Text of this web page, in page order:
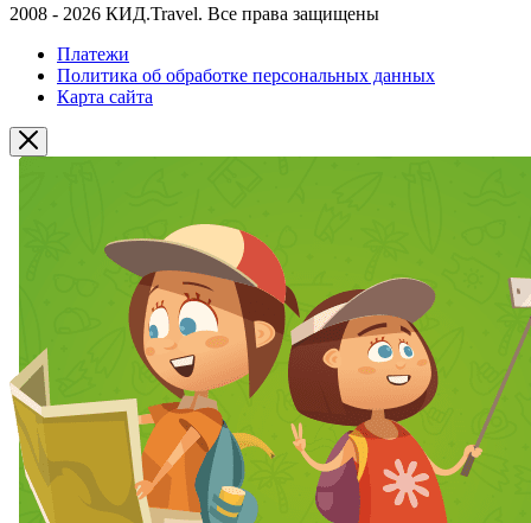
2008 - 2026 КИД.Travel. Все права защищены
Платежи
Политика об обработке персональных данных
Карта сайта